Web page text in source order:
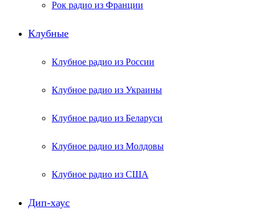
Рок радио из Франции
Клубные
Клубное радио из России
Клубное радио из Украины
Клубное радио из Беларуси
Клубное радио из Молдовы
Клубное радио из США
Дип-хаус